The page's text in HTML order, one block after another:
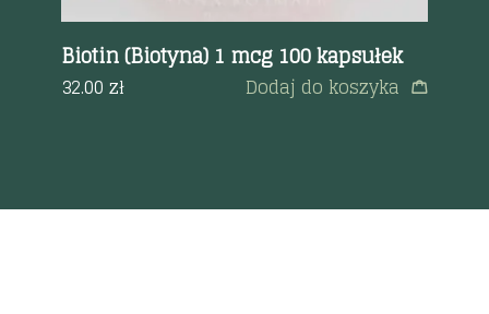
Biotin (Biotyna) 1 mcg 100 kapsułek
32.00zł Dodaj do koszyka